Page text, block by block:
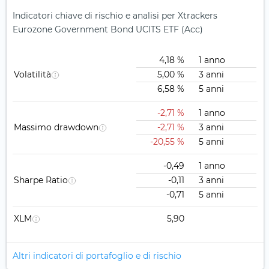
Indicatori chiave di rischio e analisi per Xtrackers
Eurozone Government Bond UCITS ETF (Acc)
Volatilità
4,18 %
1 anno
5,00 %
3 anni
6,58 %
5 anni
Massimo drawdown
-2,71 %
1 anno
-2,71 %
3 anni
-20,55 %
5 anni
Sharpe Ratio
-0,49
1 anno
-0,11
3 anni
-0,71
5 anni
XLM 5,90
Altri indicatori di portafoglio e di rischio